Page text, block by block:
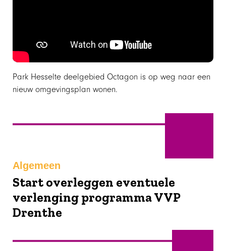
Park Hesselte deelgebied Octagon is op weg naar een
nieuw omgevingsplan wonen.
Algemeen
Start overleggen eventuele
verlenging programma VVP
Drenthe